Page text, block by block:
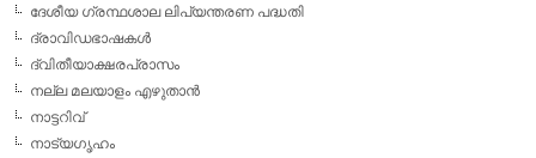
ദേശീയ ഗ്രന്ഥശാല ലിപ്യന്തരണ പദ്ധതി
ദ്രാവിഡഭാഷകള്‍
ദ്വിതീയാക്ഷരപ്രാസം
നല്ല മലയാളം എഴുതാന്‍
നാട്ടറിവ്
നാട്യഗൃഹം